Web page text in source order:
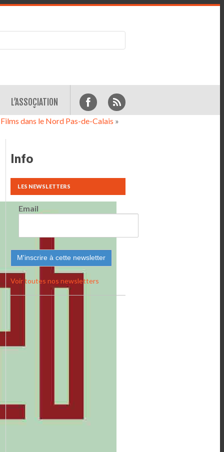
L’ASSOCIATION
dans le Nord Pas-de-Calais »
Info
LES NEWSLETTERS
Email
Voir toutes nos newsletters